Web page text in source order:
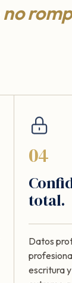
no
04
total.
Datos
escritura